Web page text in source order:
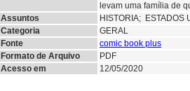
levam uma família de
Assuntos
HISTORIA; ESTADOS
Categoria
GERAL
Fonte
comic book plus
Formato de Arquivo
PDF
Acesso em
12/05/2020